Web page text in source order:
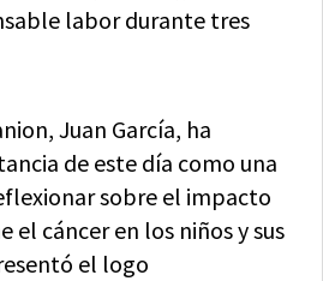
labor durante tres
Juan García, ha
de este día como una
sobre el impacto
el cáncer en los niños y sus
el logo